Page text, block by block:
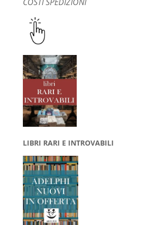
LIBRI RARI E INTROVABILI